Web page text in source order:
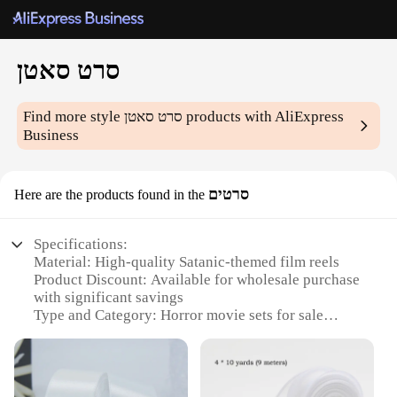
סרט סאטן
Find more styleסרט סאטן products with AliExpress
Business
Here are the products found in the סרטים
Specifications:
Material: High-quality Satanic-themed film reels
Product Discount: Available for wholesale purchase
with significant savings
Type and Category: Horror movie sets for sale
Usage and Purpose: Ideal for filmmakers, collectors,